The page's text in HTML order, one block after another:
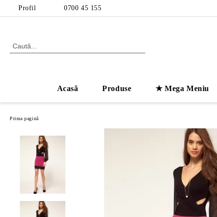
Profil 0700 45 155
Acasă Produse ★ Mega Meniu
Prima pagină